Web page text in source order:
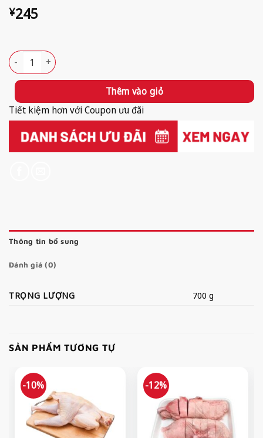
¥245
Gà già cắt nhỏ nửa con số lượng
Thêm vào giỏ
Tiết kiệm hơn với Coupon ưu đãi
Thông tin bổ sung
Đánh giá (0)
TRỌNG LƯỢNG 700 g
SẢN PHẨM TƯƠNG TỰ
-10% -12%